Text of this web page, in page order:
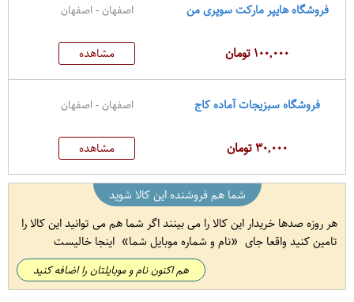
فروشگاه هایپر مارکت سوپری من اصفهان - اصفهان
۱۰۰,۰۰۰ تومان مشاهده
فروشگاه سبزیجات آماده کاج اصفهان - اصفهان
۳۰,۰۰۰ تومان مشاهده
شما هم فروشنده این کالا شوید
هر روزه صدها خریدار این کالا را می بینند اگر شما هم می توانید این کالا را
تامین کنید واقعا جای
نام و شماره موبایل شما اینجا خالیست
هم اکنون نام و موبایلتان را اضافه کنید